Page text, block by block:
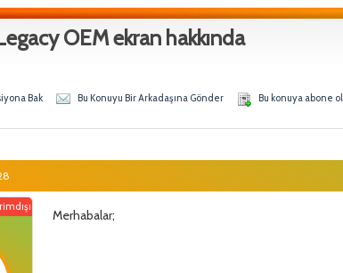
OEM ekran hakkında
Bak Bu Konuyu Bir Arkadaşına Gönder Bu konuya abone ol
Merhabalar;